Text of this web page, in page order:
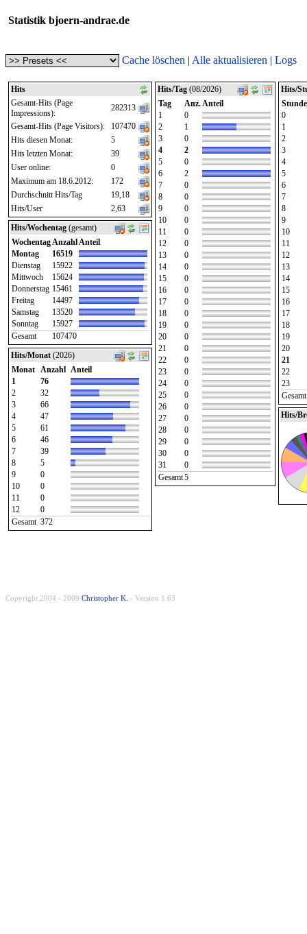
Statistik bjoern-andrae.de
Cache löschen | Alle aktualisieren | Logs
Hits
Gesamt-Hits (Page
Impressions):
282313
Gesamt-Hits (Page Visitors):
107470
Hits diesen Monat:
5
Hits letzten Monat:
39
User online:
0
Maximum am 18.6.2012:
172
Durchschnitt Hits/Tag
19,18
Hits/User
2,63
Hits/Wochentag (gesamt)
Wochentag Anzahl Anteil
Montag
16519
Dienstag
15922
Mittwoch
15624
Donnerstag 15461
Freitag
14497
Samstag
13520
Sonntag
15927
Gesamt
107470
Hits/Monat (2026)
Monat
Anzahl Anteil
1
76
2
32
3
66
4
47
5
61
6
46
7
39
8
5
9
0
10
0
11
0
12
0
Gesamt 372
Hits/Tag (08/2026)
Tag
Anz. Anteil
1
0
2
1
3
0
4
2
5
0
6
2
7
0
8
0
9
0
10
0
11
0
12
0
13
0
14
0
15
0
16
0
17
0
18
0
19
0
20
0
21
0
22
0
23
0
24
0
25
0
26
0
27
0
28
0
29
0
30
0
31
0
Gesamt5
Hits/
Stunde
0
1
2
3
4
5
6
7
8
9
10
11
12
13
14
15
16
17
18
19
20
21
22
23
Gesamt
Hits/
Copyright 2004 - 2009 Christopher K. - Version 1.63